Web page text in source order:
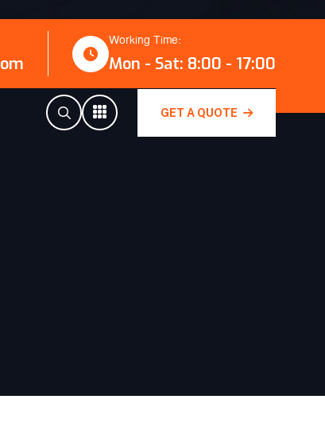
Working Time:
Mon - Sat: 8:00 - 17:00
GET A QUOTE